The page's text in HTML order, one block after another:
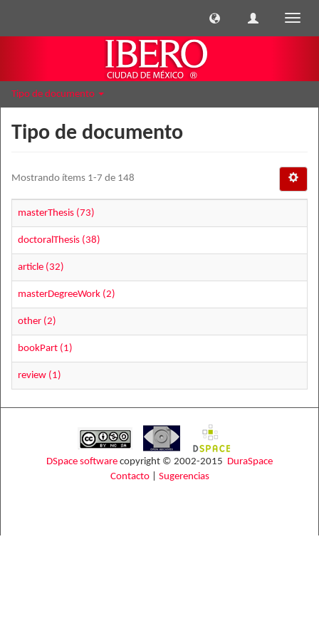
Tipo de documento
Tipo de documento
Mostrando ítems 1-7 de 148
masterThesis (73)
doctoralThesis (38)
article (32)
masterDegreeWork (2)
other (2)
bookPart (1)
review (1)
DSpace software copyright © 2002-2015 DuraSpace
Contacto| Sugerencias